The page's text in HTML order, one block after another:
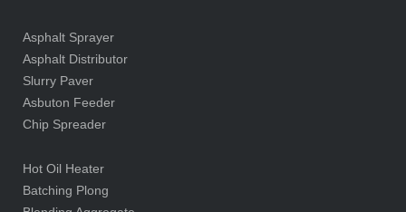
Asphalt Sprayer
Asphalt Distributor
Slurry Paver
Asbuton Feeder
Chip Spreader
Hot Oil Heater
Batching Plong